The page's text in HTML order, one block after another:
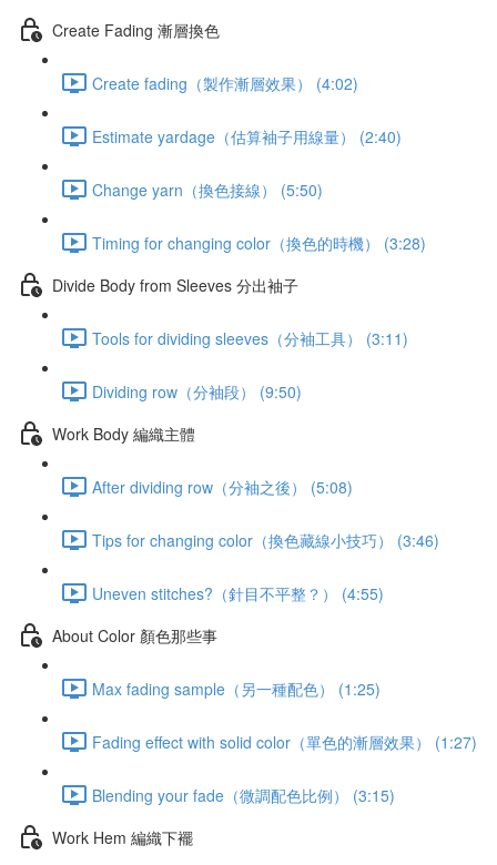
Create Fading 漸層換色
Create fading（製作漸層效果） (4:02)
Estimate yardage（估算袖子用線量） (2:40)
Change yarn（換色接線） (5:50)
Timing for changing color（換色的時機） (3:28)
Divide Body from Sleeves 分出袖子
Tools for dividing sleeves（分袖工具） (3:11)
Dividing row（分袖段） (9:50)
Work Body 編織主體
After dividing row（分袖之後） (5:08)
Tips for changing color（換色藏線小技巧） (3:46)
Uneven stitches?（針目不平整？） (4:55)
About Color 顏色那些事
Max fading sample（另一種配色） (1:25)
Fading effect with solid color（單色的漸層效果） (1:27)
Blending your fade（微調配色比例） (3:15)
Work Hem 編織下襬